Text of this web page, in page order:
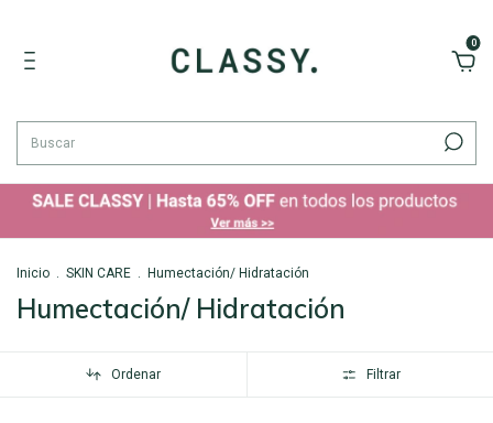
0
Inicio . SKIN CARE . Humectación/ Hidratación
Humectación/ Hidratación
Ordenar Filtrar